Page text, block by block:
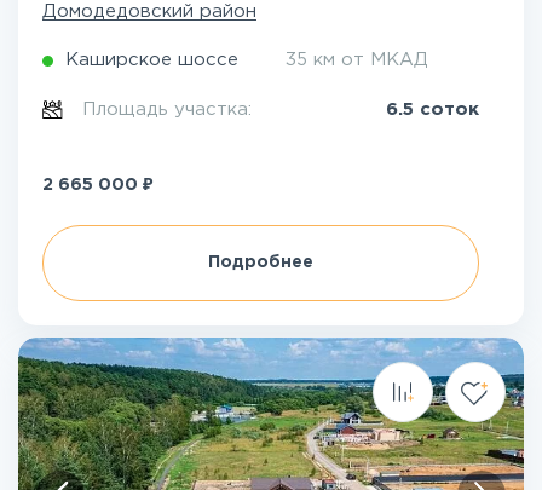
Домодедовский район
Каширское шоссе 35 км от МКАД
Площадь участка: 6.5 соток
2 665 000 ₽
Подробнее